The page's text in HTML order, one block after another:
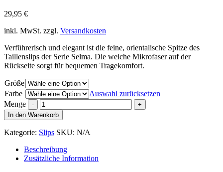
29,95 €
inkl. MwSt. zzgl. Versandkosten
Verführerisch und elegant ist die feine, orientalische Spitze des
Taillenslips der Serie Selma. Die weiche Mikrofaser auf der
Rückseite sorgt für bequemen Tragekomfort.
Größe
Farbe
Auswahl zurücksetzen
Menge
In den Warenkorb
Kategorie: Slips SKU: N/A
Beschreibung
Zusätzliche Information